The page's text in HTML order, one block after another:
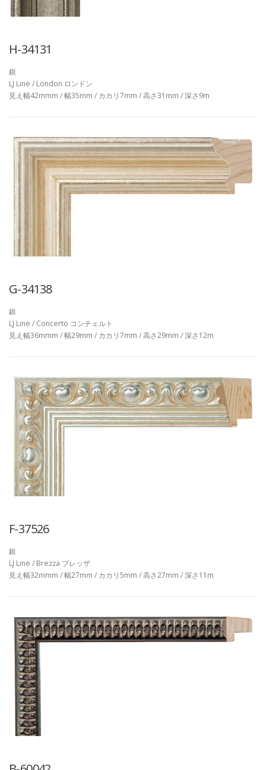
H-34131
銀
LJ Line / London ロンドン
見え幅42mmm / 幅35mm / カカリ7mm / 高さ31mm / 深さ9m
G-34138
銀
LJ Line / Concerto コンチェルト
見え幅36mmm / 幅29mm / カカリ7mm / 高さ29mm / 深さ12m
F-37526
銀
LJ Line / Brezza ブレッザ
見え幅32mmm / 幅27mm / カカリ5mm / 高さ27mm / 深さ11m